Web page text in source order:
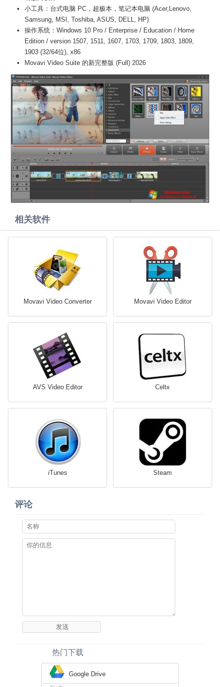
小工具：台式电脑 PC，超极本，笔记本电脑 (Acer,Lenovo,
Samsung, MSI, Toshiba, ASUS, DELL, HP)
操作系统：Windows 10 Pro / Enterprise / Education / Home
Edition / version 1507, 1511, 1607, 1703, 1709, 1803, 1809,
1903 (32/64位), x86
Movavi Video Suite 的新完整版 (Full) 2026
相关软件
Movavi Video Converter Movavi Video Editor
AVS Video Editor Celtx
iTunes Steam
评论
热门下载
Google Drive